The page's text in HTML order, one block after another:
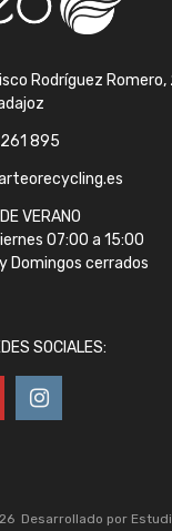
Rodríguez Romero,
895
VERANO
07:00 a 15:00
Domingos cerrados
SOCIALES:
Desarrollado por